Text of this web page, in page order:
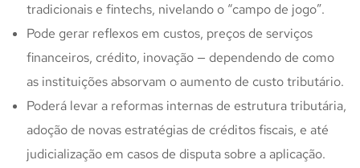
tradicionais e fintechs, nivelando o “campo de jogo”.
Pode gerar reflexos em custos, preços de serviços
financeiros, crédito, inovação — dependendo de como
as instituições absorvam o aumento de custo tributário.
Poderá levar a reformas internas de estrutura tributária,
adoção de novas estratégias de créditos fiscais, e até
judicialização em casos de disputa sobre a aplicação.